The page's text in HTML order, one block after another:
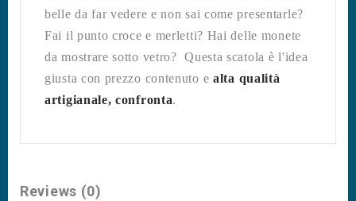
belle da far vedere e non sai come presentarle?
Fai il punto croce e merletti? Hai delle monete
da mostrare sotto vetro? Questa scatola è l'idea
giusta con prezzo contenuto e alta qualità
artigianale, confronta.
Reviews (0)